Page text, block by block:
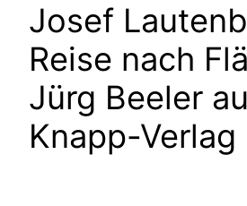
Josef
Reise nach
Jürg Beeler
Knapp-Verlag